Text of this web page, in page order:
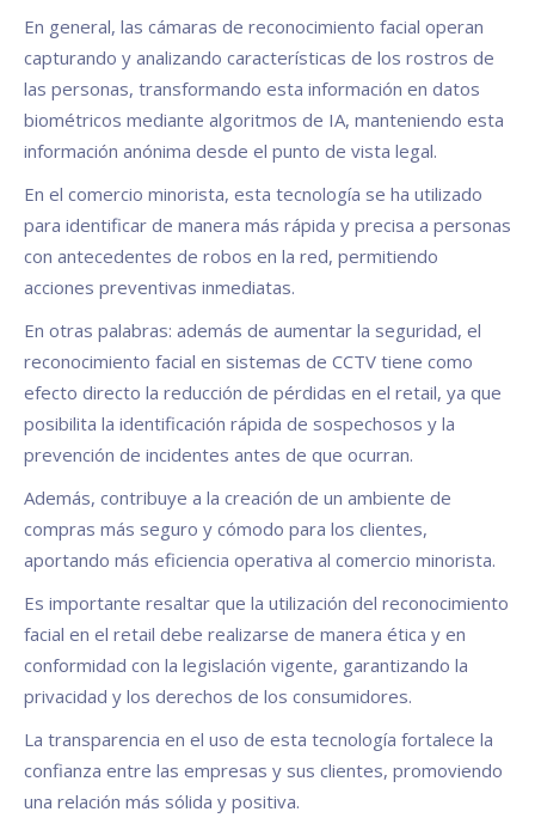
En general, las cámaras de reconocimiento facial operan
capturando y analizando características de los rostros de
las personas, transformando esta información en datos
biométricos mediante algoritmos de IA, manteniendo esta
información anónima desde el punto de vista legal.
En el comercio minorista, esta tecnología se ha utilizado
para identificar de manera más rápida y precisa a personas
con antecedentes de robos en la red, permitiendo
acciones preventivas inmediatas.
En otras palabras: además de aumentar la seguridad, el
reconocimiento facial en sistemas de CCTV tiene como
efecto directo la reducción de pérdidas en el retail, ya que
posibilita la identificación rápida de sospechosos y la
prevención de incidentes antes de que ocurran.
Además, contribuye a la creación de un ambiente de
compras más seguro y cómodo para los clientes,
aportando más eficiencia operativa al comercio minorista.
Es importante resaltar que la utilización del reconocimiento
facial en el retail debe realizarse de manera ética y en
conformidad con la legislación vigente, garantizando la
privacidad y los derechos de los consumidores.
La transparencia en el uso de esta tecnología fortalece la
confianza entre las empresas y sus clientes, promoviendo
una relación más sólida y positiva.